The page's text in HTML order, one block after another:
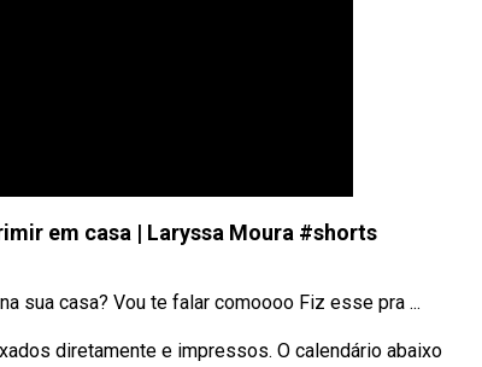
em casa | Laryssa Moura #shorts
sua casa? Vou te falar comoooo Fiz esse pra ...
diretamente e impressos. O calendário abaixo